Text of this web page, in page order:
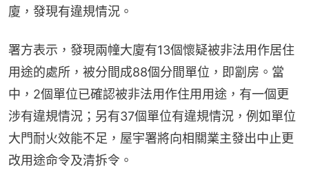
廈，發現有違規情況。
署方表示，發現兩幢大廈有13個懷疑被非法用作居住
用途的處所，被分間成88個分間單位，即劏房。當
中，2個單位已確認被非法用作住用用途，有一個更
涉有違規情況；另有37個單位有違規情況，例如單位
大門耐火效能不足，屋宇署將向相關業主發出中止更
改用途命令及清拆令。